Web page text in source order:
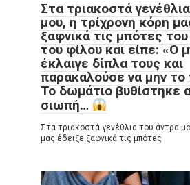
Στα τριακοστά
μου, η τρίχρονη κόρη
ξαφνικά τις μπότες
του φίλου και είπε: «Ο
έκλαιγε δίπλα τους και
παρακαλούσε να μην το
Το δωμάτιο βυθίστηκε
σιωπή…
Στα τριακοστά γενέθλια του άντρα
μας έδειξε ξαφνικά τις μπότες